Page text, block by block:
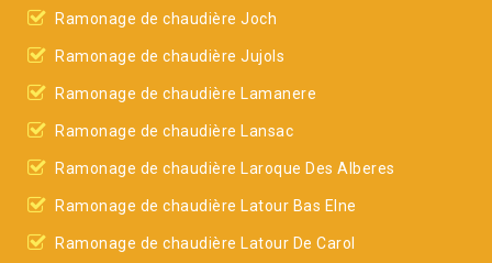
Ramonage de chaudière Joch
Ramonage de chaudière Jujols
Ramonage de chaudière Lamanere
Ramonage de chaudière Lansac
Ramonage de chaudière Laroque Des Alberes
Ramonage de chaudière Latour Bas Elne
Ramonage de chaudière Latour De Carol